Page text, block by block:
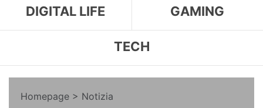
DIGITAL LIFE GAMING
TECH
Homepage > Notizia